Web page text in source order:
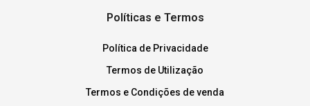
Políticas e Termos
Política de Privacidade
Termos de Utilização
Termos e Condições de venda